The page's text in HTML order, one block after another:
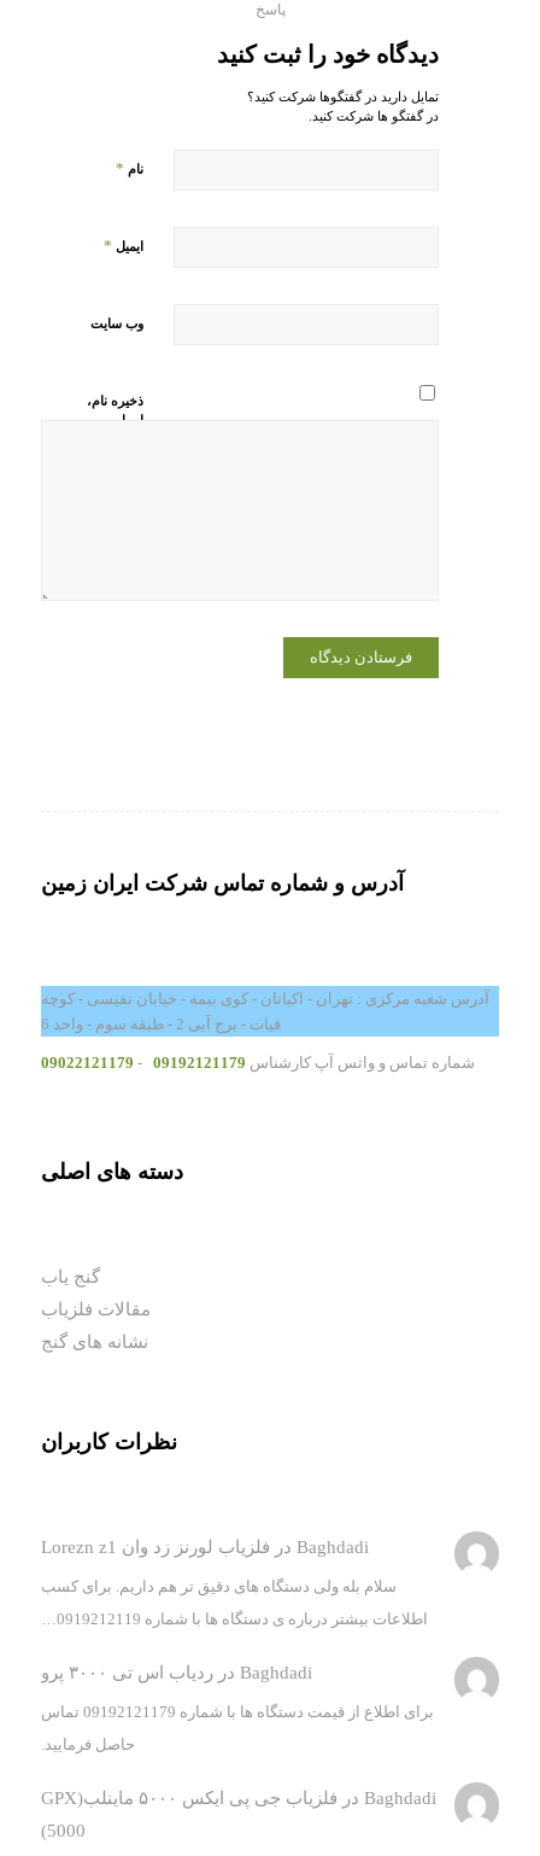
پاسخ
دیدگاه خود را ثبت کنید
تمایل دارید در گفتگوها شرکت کنید؟
در گفتگو ها شرکت کنید.
نام *
ایمیل *
وب‌ سایت
ذخیره نام،
ایمیل و
آدرس و شماره تماس شرکت ایران زمین
آدرس شعبه مرکزی : تهران - اکباتان - کوی بیمه - خیابان نفیسی - کوچه
فیات - برج آبی 2 - طبقه سوم - واحد 6
شماره تماس و واتس آپ کارشناس 09192121179
-
09022121179
دسته های اصلی
گنج یاب
مقالات فلزیاب
نشانه های گنج
نظرات کاربران
Baghdadi در فلزیاب لورنز زد وان Lorezn z1
سلام بله ولی دستگاه های دقیق تر هم داریم. برای کسب
اطلاعات بیشتر درباره ی دستگاه ها با شماره 0919212119…
Baghdadi درردیاب اس تی ۳۰۰۰ پرو
برای اطلاع از قیمت دستگاه ها با شماره 09192121179 تماس
حاصل فرمایید.
Baghdadi در
فلزیاب جی پی ایکس ۵۰۰۰ ماینلب(GPX
5000)